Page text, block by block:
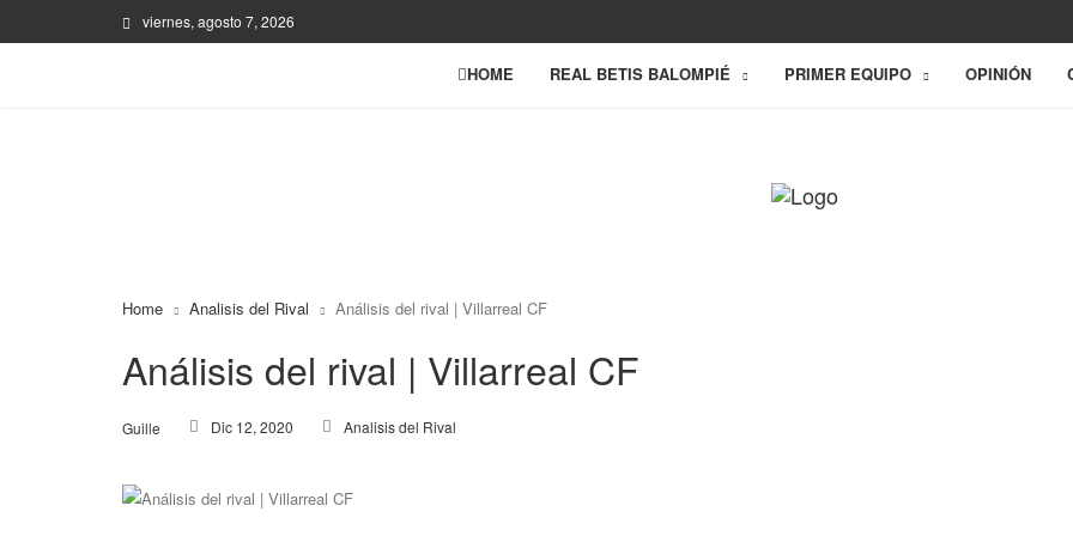
viernes, agosto 7, 2026
HOME REAL BETIS BALOMPIÉ PRIMER EQUIPO OPINIÓN
Home Analisis del Rival Análisis del rival | Villarreal CF
Análisis del rival | Villarreal CF
Guille Dic 12, 2020 Analisis del Rival